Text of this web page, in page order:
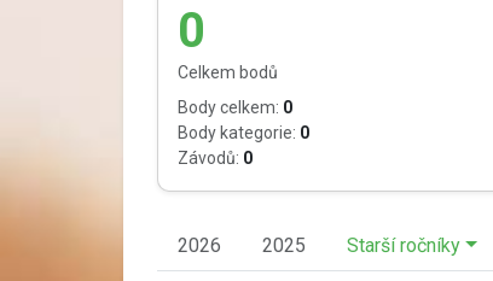
0
Celkem bodů
Body celkem: 0
Body kategorie: 0
Závodů: 0
2026 2025 Starší ročníky